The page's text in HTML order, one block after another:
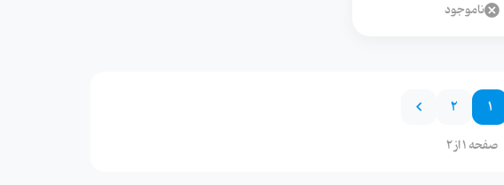
ناموجود
1
2
صفحه 1 از 2